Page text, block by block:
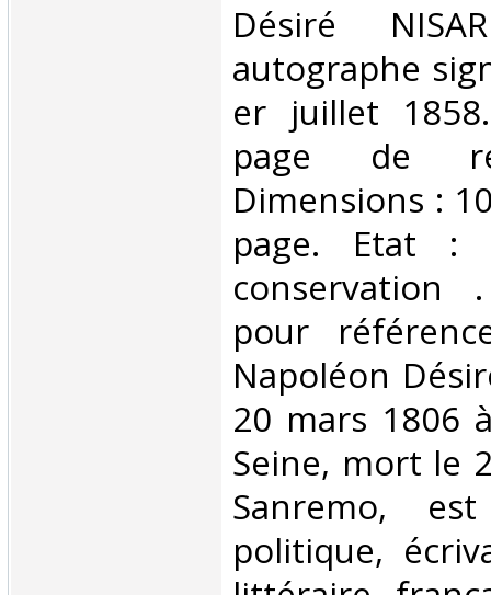
‎Désiré
autographe
er juillet
page de
Dimensions :
page. Etat :
conservation
pour
Napoléon
20 mars 1806
Seine, mort le
Sanremo,
politique,